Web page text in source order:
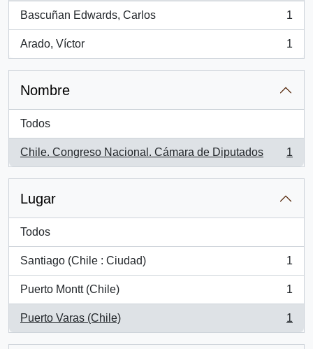
Bascuñan Edwards, Carlos
, 1 resultados
1
Arado, Víctor
, 1 resultados
1
Nombre
Todos
Chile. Congreso Nacional. Cámara de Diputados
, 1 resultados
1
Lugar
Todos
Santiago (Chile : Ciudad)
, 1 resultados
1
Puerto Montt (Chile)
, 1 resultados
1
Puerto Varas (Chile)
, 1 resultados
1